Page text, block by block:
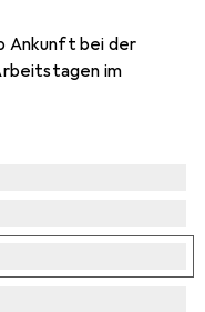
Ankunft bei der
im